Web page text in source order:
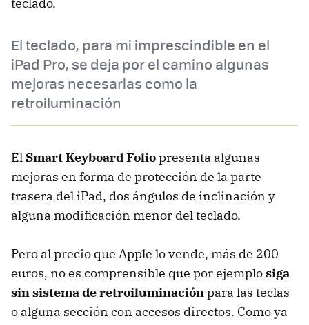
El teclado, para mi imprescindible en el
iPad Pro, se deja por el camino algunas
mejoras necesarias como la
retroiluminación
El Smart Keyboard Foliopresenta algunas
mejoras en forma de protección de la parte
trasera del iPad, dos ángulos de inclinación y
alguna modificación menor del teclado.
Pero al precio que Apple lo vende, más de 200
euros, no es comprensible que por ejemplosiga
sin sistema de retroiluminaciónpara las teclas
o alguna sección con accesos directos. Como ya